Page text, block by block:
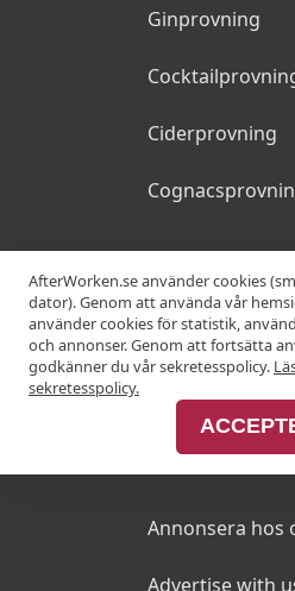
Ginprovning
Ciderprovning
KRÖGARE
Anslut din
Annonsera hos
Advertise with
AfterWorken.se använder cookies
dator). Genom att använda vår
använder cookies för statistik,
och annonser. Genom att fortsätta
godkänner du vår sekretesspolicy.
sekretesspolicy.